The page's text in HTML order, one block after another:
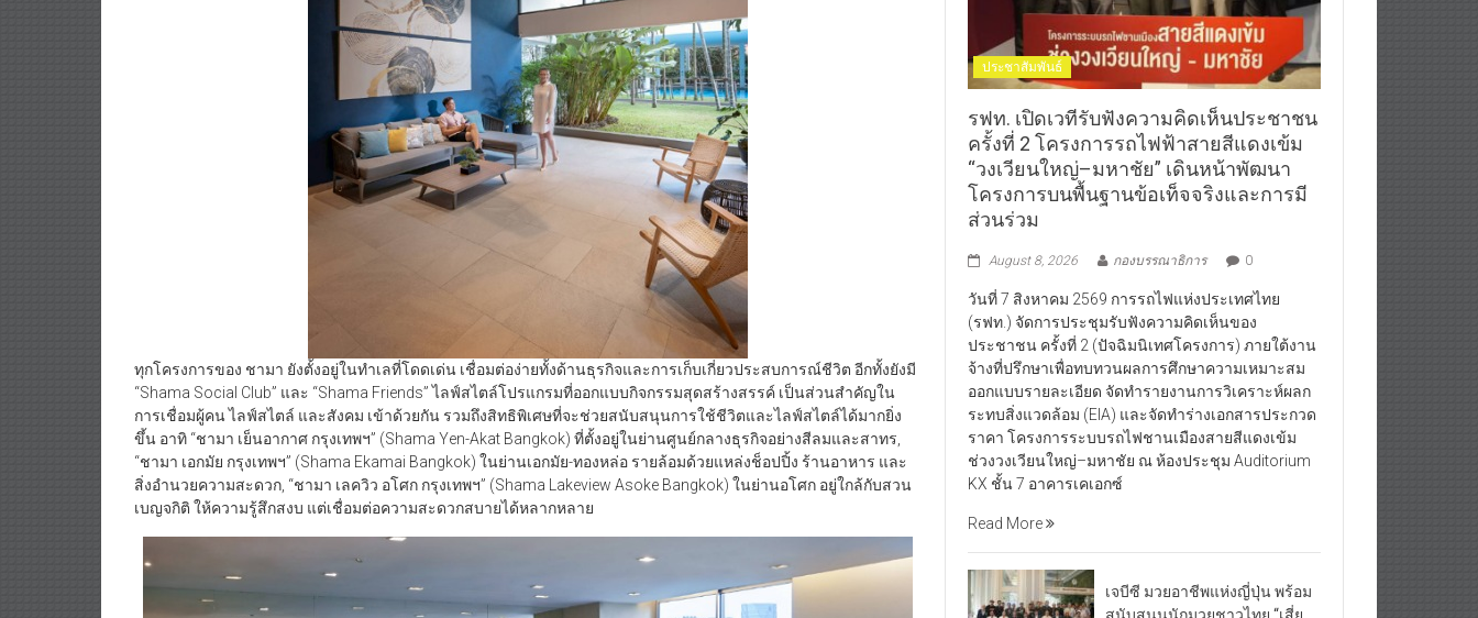
ทุกโครงการของ ชามา ยังตั้งอยู่ในทำเลที่โดดเด่น เชื่อมต่อง่ายทั้งด้านธุรกิจและการเก็บเกี่ยวประสบการณ์ชีวิต อีกทั้งยังมี
“Shama Social Club” และ “Shama Friends” ไลฟ์สไตล์โปรแกรมที่ออกแบบกิจกรรมสุดสร้างสรรค์ เป็นส่วนสำคัญใน
การเชื่อมผู้คน ไลฟ์สไตล์ และสังคม เข้าด้วยกัน รวมถึงสิทธิพิเศษที่จะช่วยสนับสนุนการใช้ชีวิตและไลฟ์สไตล์ได้มากยิ่ง
ขึ้น อาทิ “ชามา เย็นอากาศ กรุงเทพฯ” (Shama Yen-Akat Bangkok) ที่ตั้งอยู่ในย่านศูนย์กลางธุรกิจอย่างสีลมและสาทร,
“ชามา เอกมัย กรุงเทพฯ” (Shama Ekamai Bangkok) ในย่านเอกมัย-ทองหล่อ รายล้อมด้วยแหล่งช็อปปิ้ง ร้านอาหาร และ
สิ่งอำนวยความสะดวก, “ชามา เลควิว อโศก กรุงเทพฯ” (Shama Lakeview Asoke Bangkok) ในย่านอโศก อยู่ใกล้กับสวน
เบญจกิติ ให้ความรู้สึกสงบ แต่เชื่อมต่อความสะดวกสบายได้หลากหลาย
ประชาสัมพันธ์
รฟท. เปิดเวทีรับฟังความคิดเห็นประชาชน
ครั้งที่ 2 โครงการรถไฟฟ้าสายสีแดงเข้ม
“วงเวียนใหญ่–มหาชัย” เดินหน้าพัฒนา
โครงการบนพื้นฐานข้อเท็จจริงและการมี
ส่วนร่วม
วันที่ 7 สิงหาคม 2569 การรถไฟแห่งประเทศไทย
(รฟท.) จัดการประชุมรับฟังความคิดเห็นของ
ประชาชน ครั้งที่ 2 (ปัจฉิมนิเทศโครงการ) ภายใต้งาน
จ้างที่ปรึกษาเพื่อทบทวนผลการศึกษาความเหมาะสม
ออกแบบรายละเอียด จัดทำรายงานการวิเคราะห์ผลก
ระทบสิ่งแวดล้อม (EIA) และจัดทำร่างเอกสารประกวด
ราคา โครงการระบบรถไฟชานเมืองสายสีแดงเข้ม
ช่วงวงเวียนใหญ่–มหาชัย ณ ห้องประชุม Auditorium
KX ชั้น 7 อาคารเคเอกซ์
เจบีซี มวยอาชีพแห่งญี่ปุ่น พร้อม
สนับสนุนนักมวยชาวไทย “เสี่ย